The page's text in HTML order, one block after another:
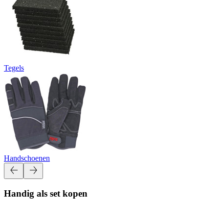
Tegels
Handschoenen
Handig als set kopen